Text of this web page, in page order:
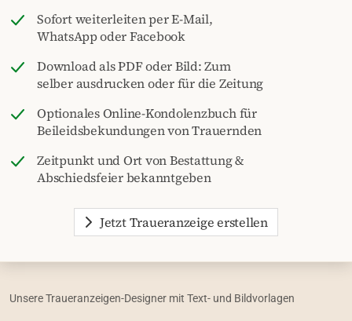
Sofort weiterleiten per E-Mail,
WhatsApp oder Facebook
Download als PDF oder Bild: Zum
selber ausdrucken oder für die Zeitung
Optionales Online-Kondolenzbuch für
Beileidsbekundungen von Trauernden
Zeitpunkt und Ort von Bestattung &
Abschiedsfeier bekanntgeben
Jetzt Traueranzeige erstellen
Unsere Traueranzeigen-Designer mit Text- und Bildvorlagen